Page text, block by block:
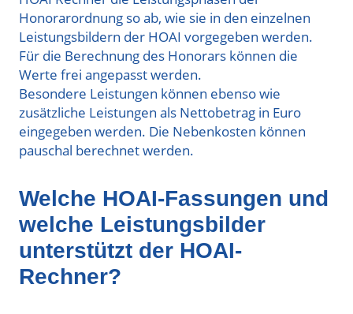
Honorarordnung so ab, wie sie in den einzelnen
Leistungsbildern der HOAI vorgegeben werden.
Für die Berechnung des Honorars können die
Werte frei angepasst werden.
Besondere Leistungen können ebenso wie
zusätzliche Leistungen als Nettobetrag in Euro
eingegeben werden. Die Nebenkosten können
pauschal berechnet werden.
Welche HOAI-Fassungen und
welche Leistungsbilder
unterstützt der HOAI-
Rechner?